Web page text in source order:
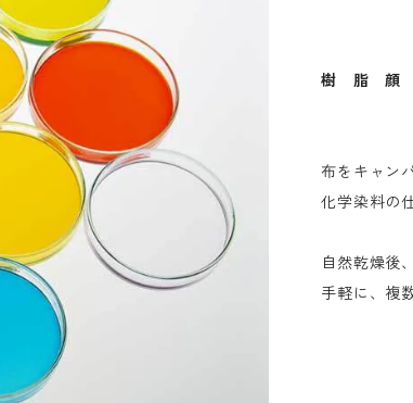
樹 脂 顔
布をキャン
化学染料の
自然乾燥後
手軽に、複